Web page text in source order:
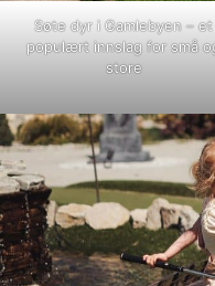
Søte dyr i Gamlebyen – et
populært innslag for små
store